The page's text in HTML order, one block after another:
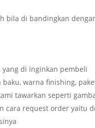
bila di bandingkan
di inginkan pembeli
warna finishing,
tawarkan seperti
cara request order yaitu